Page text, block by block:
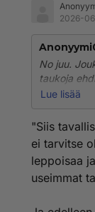
Miksi
Polttista
2026-
No juu.
taukoja
Lappiin
Kuitenkin
suurin osa
kiduttavaa
pitkillä
Lue lisää
"Siis
ei tarvitse
leppoisaa
useimmat